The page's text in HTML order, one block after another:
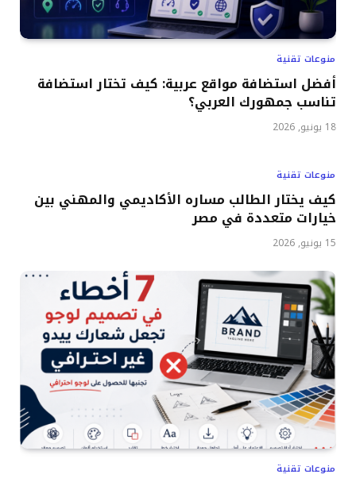
منوعات تقنية
أفضل استضافة مواقع عربية: كيف تختار استضافة
تناسب جمهورك العربي؟
18 يونيو, 2026
منوعات تقنية
كيف يختار الطالب مساره الأكاديمي والمهني بين
خيارات متعددة في مصر
15 يونيو, 2026
منوعات تقنية